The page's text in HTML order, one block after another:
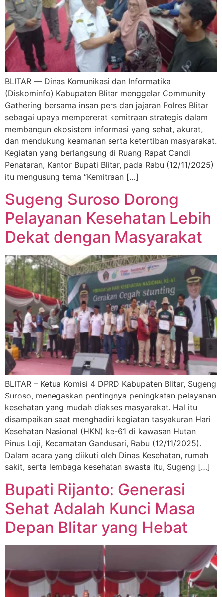
BLITAR — Dinas Komunikasi dan Informatika
(Diskominfo) Kabupaten Blitar menggelar Community
Gathering bersama insan pers dan jajaran Polres Blitar
sebagai upaya mempererat kemitraan strategis dalam
membangun ekosistem informasi yang sehat, akurat,
dan mendukung keamanan serta ketertiban masyarakat.
Kegiatan yang berlangsung di Ruang Rapat Candi
Penataran, Kantor Bupati Blitar, pada Rabu (12/11/2025)
itu mengusung tema “Kemitraan […]
Sugeng Suroso Dorong
Pelayanan Kesehatan Lebih
Dekat dengan Masyarakat
BLITAR – Ketua Komisi 4 DPRD Kabupaten Blitar, Sugeng
Suroso, menegaskan pentingnya peningkatan pelayanan
kesehatan yang mudah diakses masyarakat. Hal itu
disampaikan saat menghadiri kegiatan tasyakuran Hari
Kesehatan Nasional (HKN) ke-61 di kawasan Hutan
Pinus Loji, Kecamatan Gandusari, Rabu (12/11/2025).
Dalam acara yang diikuti oleh Dinas Kesehatan, rumah
sakit, serta lembaga kesehatan swasta itu, Sugeng […]
Bupati Rijanto: Generasi
Sehat Adalah Kunci Masa
Depan Blitar yang Hebat